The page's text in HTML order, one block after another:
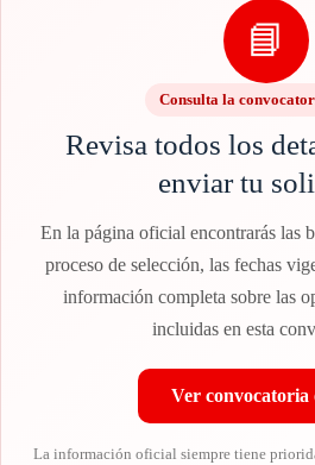
📘
Consulta la
Revisa todos los
enviar tu
En la página oficial encontrarás las
proceso de selección, las fechas
información completa sobre las
incluidas en esta
Ver convocatoria
La información oficial siempre tiene